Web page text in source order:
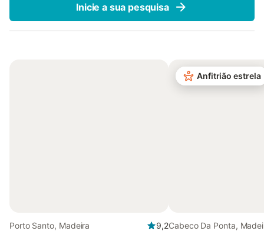
Inicie a sua pesquisa
Porto Santo, Madeira
9,2
Anfitrião estrela
Cabeco Da Ponta,